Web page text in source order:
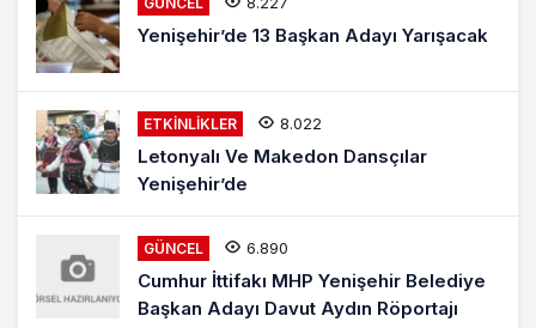
Yenişehir’de 13 Başkan Adayı Yarışacak
ETKINLIKLER 8.022
Letonyalı Ve Makedon Dansçılar
Yenişehir’de
GÜNCEL 6.890
Cumhur İttifakı MHP Yenişehir Belediye
Başkan Adayı Davut Aydın Röportajı